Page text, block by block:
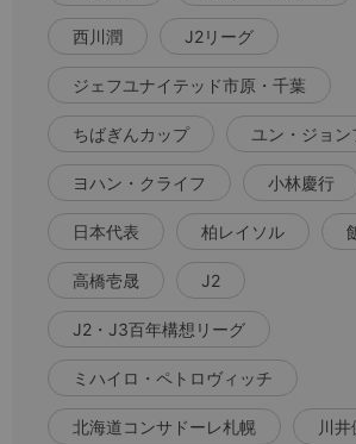
西川潤 J2リーグ
ジェフユナイテッド市原・千葉
ちばぎんカップ ユン・ジョン
ヨハン・クライフ 小林慶行
日本代表 柏レイソル
高橋壱晟 J2
J2・J3百年構想リーグ
ミハイロ・ペトロヴィッチ
北海道コンサドーレ札幌 川